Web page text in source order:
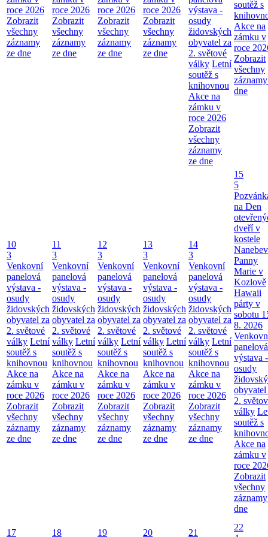
roce 2026
Zobrazit
všechny
záznamy
ze dne
roce 2026
Zobrazit
všechny
záznamy
ze dne
roce 2026
Zobrazit
všechny
záznamy
ze dne
roce 2026
Zobrazit
všechny
záznamy
ze dne
výstava -
osudy
židovských
obyvatel za
2. světové
války Letní
soutěž s
knihovnou
Akce na
zámku v
roce 2026
Zobrazit
všechny
záznamy
ze dne
soutěž s
Akce na
zámku v
roce
Zobrazit
všechny
dne
10
3
Venkovní
panelová
výstava -
osudy
židovských
obyvatel za
2. světové
války Letní
soutěž s
knihovnou
Akce na
zámku v
roce 2026
Zobrazit
všechny
záznamy
ze dne
11
3
Venkovní
panelová
výstava -
osudy
židovských
obyvatel za
2. světové
války Letní
soutěž s
knihovnou
Akce na
zámku v
roce 2026
Zobrazit
všechny
záznamy
ze dne
12
3
Venkovní
panelová
výstava -
osudy
židovských
obyvatel za
2. světové
války Letní
soutěž s
knihovnou
Akce na
zámku v
roce 2026
Zobrazit
všechny
záznamy
ze dne
13
3
Venkovní
panelová
výstava -
osudy
židovských
obyvatel za
2. světové
války Letní
soutěž s
knihovnou
Akce na
zámku v
roce 2026
Zobrazit
všechny
záznamy
ze dne
14
3
Venkovní
panelová
výstava -
osudy
židovských
obyvatel za
2. světové
války Letní
soutěž s
knihovnou
Akce na
zámku v
roce 2026
Zobrazit
všechny
záznamy
ze dne
15
5
na Den
dveří v
kostele
Panny
Marie v
Kozlově
Hawaii
párty v
sobotu
8. 2026
panelová
výstava -
osudy
obyvatel
2.
války
soutěž s
Akce na
zámku v
roce
Zobrazit
všechny
dne
17
18
19
20
21
22